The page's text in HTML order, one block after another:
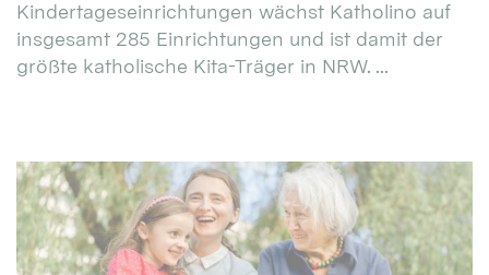
Kindertageseinrichtungen wächst Katholino auf
insgesamt 285 Einrichtungen und ist damit der
größte katholische Kita-Träger in NRW. ...